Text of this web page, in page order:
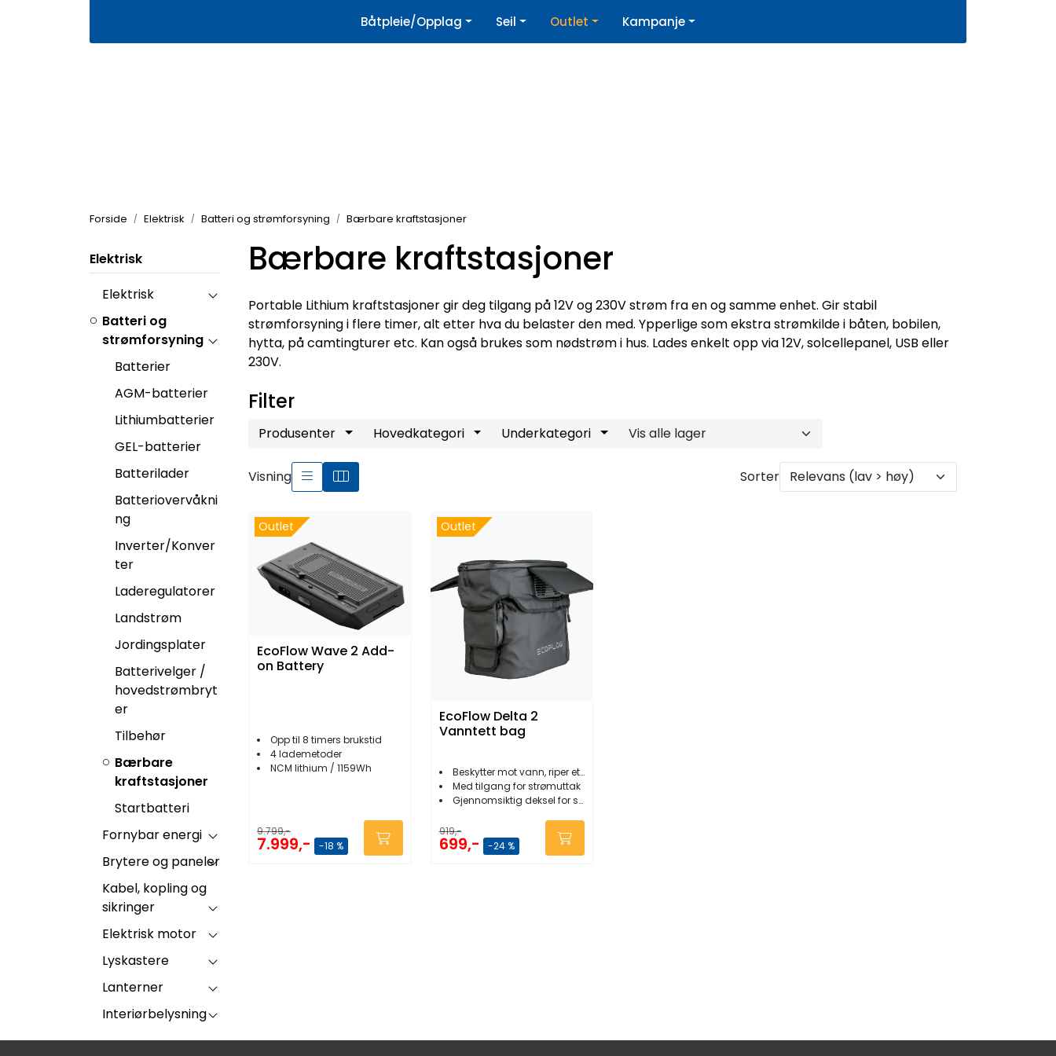
Kjøpshjelp | Nyhetsbrev
Båtpleie/Opplag Seil Outlet Kampanje
Forside Elektrisk Batteri og strømforsyning Bærbare kraftstasjoner
Elektrisk
Elektrisk
Batteri og
strømforsyning
Batterier
AGM-batterier
Lithiumbatterier
GEL-batterier
Batterilader
Batteriovervåkni
ng
Inverter/Konver
ter
Laderegulatorer
Landstrøm
Jordingsplater
Batterivelger /
hovedstrømbryt
er
Tilbehør
Bærbare
kraftstasjoner
Startbatteri
Fornybar energi
Brytere og paneler
Kabel, kopling og
sikringer
Elektrisk motor
Lyskastere
Lanterner
Interiørbelysning
Bærbare kraftstasjoner
Portable Lithium kraftstasjoner gir deg tilgang på 12V og 230V strøm fra en og samme enhet. Gir stabil
strømforsyning i flere timer, alt etter hva du belaster den med. Ypperlige som ekstra strømkilde i båten, bobilen,
hytta, på camtingturer etc. Kan også brukes som nødstrøm i hus. Lades enkelt opp via 12V, solcellepanel, USB eller
230V.
Filter
Produsenter Hovedkategori Underkategori
Visning Sorter
Outlet
EcoFlow Wave 2 Add-
on Battery
Opp til 8 timers brukstid
4 lademetoder
NCM lithium / 1159Wh
9.799,-
7.999,- -18 %
Outlet
EcoFlow Delta 2
Vanntett bag
Beskytter mot vann, riper etc.
Med tilgang for strømuttak
Gjennomsiktig deksel for skjermlesing
919,-
699,- -24 %